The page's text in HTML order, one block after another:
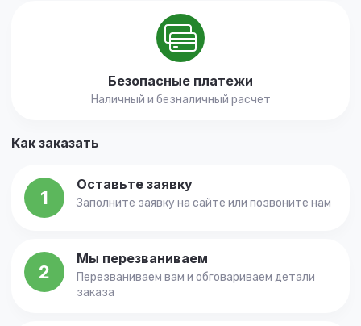
Безопасные платежи
Наличный и безналичный расчет
Как заказать
1
Оставьте заявку
Заполните заявку на сайте или позвоните нам
2
Мы перезваниваем
Перезваниваем вам и обговариваем детали
заказа